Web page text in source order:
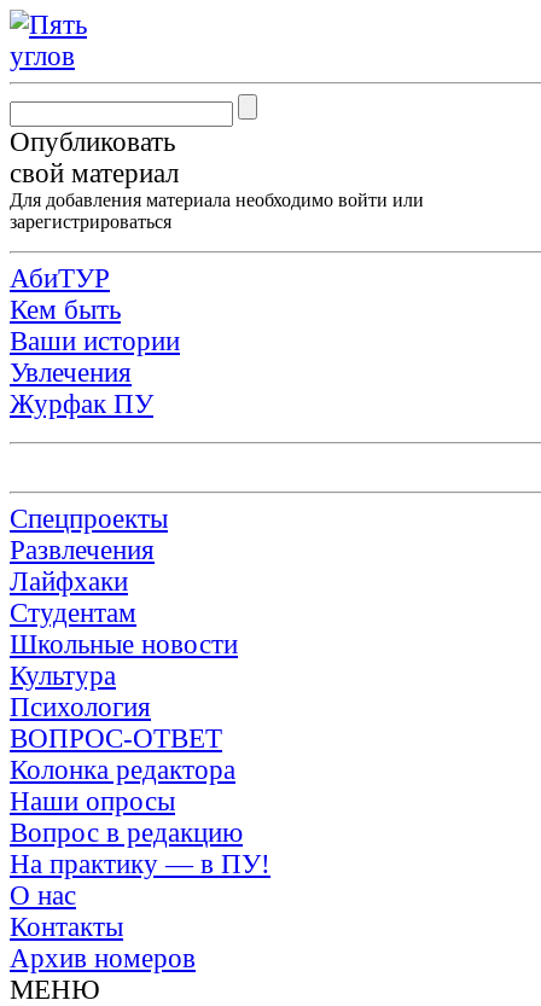
Опубликовать
свой материал
Для добавления материала необходимо войти или
зарегистрироваться
АбиТУР
Кем быть
Ваши истории
Увлечения
Журфак ПУ
Спецпроекты
Развлечения
Лайфхаки
Студентам
Школьные новости
Культура
Психология
ВОПРОС-ОТВЕТ
Колонка редактора
Наши опросы
Вопрос в редакцию
На практику — в ПУ!
О нас
Контакты
Архив номеров
МЕНЮ